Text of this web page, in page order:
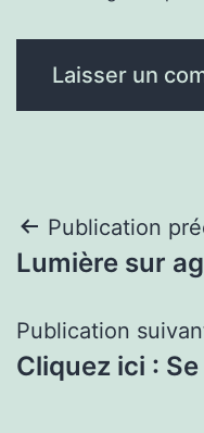
de
l’article
Publication
Lumière sur
Publication
Cliquez ici :